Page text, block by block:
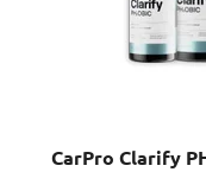
CarPro Clarify